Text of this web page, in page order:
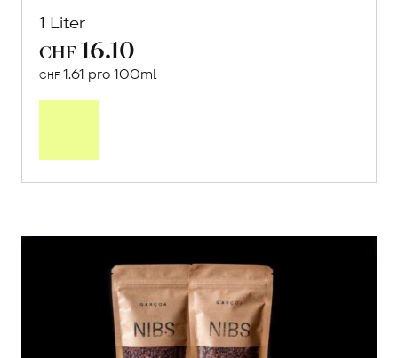
1 Liter
CHF 16.10
CHF 1.61 pro 100ml